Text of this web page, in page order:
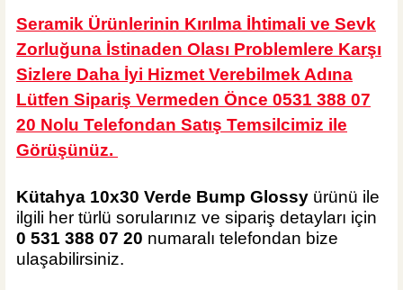
Sepete Ekle
Seramik Ürünlerinin Kırılma İhtimali ve Sevk
Zorluğuna İstinaden Olası Problemlere Karşı
Sizlere Daha İyi Hizmet Verebilmek Adına
Lütfen Sipariş Vermeden Önce 0531 388 07
20 Nolu Telefondan Satış Temsilcimiz ile
Görüşünüz.
Kütahya 10x30 Verde Bump Glossy ürünü ile
ilgili her türlü sorularınız ve sipariş detayları için
0 531 388 07 20 numaralı telefondan bize
ulaşabilirsiniz.